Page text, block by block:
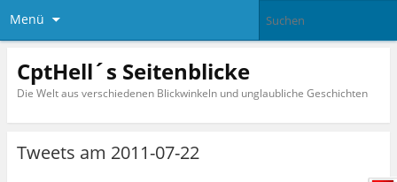
Menü
CptHell´s Seitenblicke
Die Welt aus verschiedenen Blickwinkeln und unglaubliche Geschichten
Tweets am 2011-07-22